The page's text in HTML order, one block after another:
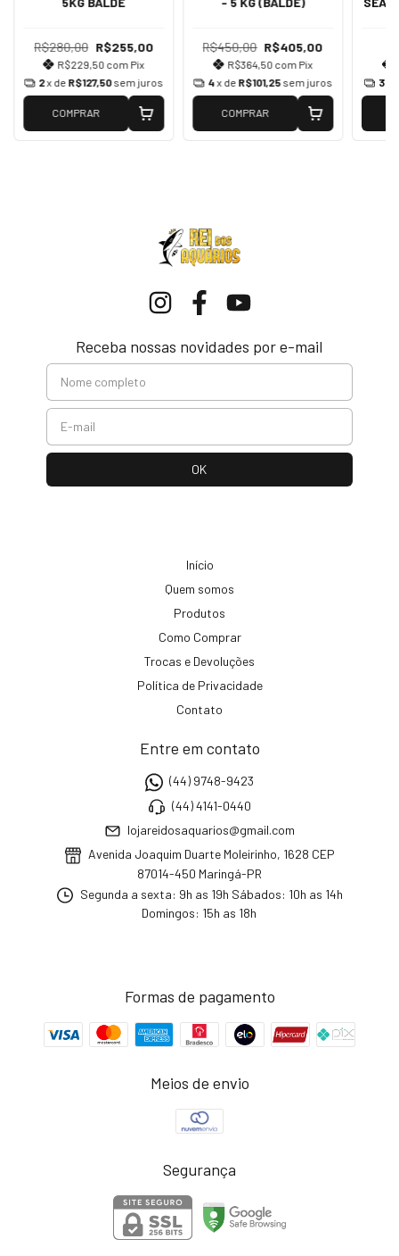
R$280,00 R$255,00
R$229,50 com Pix
2x de R$127,50 sem juros
COMPRAR
R$450,00 R$405,00
R$364,50 com Pix
4x de R$101,25sem juros
COMPRAR
3
Receba nossas novidades por e-mail
Início
Quem somos
Produtos
Como Comprar
Trocas e Devoluções
Política de Privacidade
Contato
Entre em contato
(44) 9748-9423
(44) 4141-0440
lojareidosaquarios@gmail.com
Avenida Joaquim Duarte Moleirinho, 1628 CEP
87014-450 Maringá-PR
Segunda a sexta: 9h as 19h Sábados: 10h as 14h
Domingos: 15h as 18h
Formas de pagamento
Meios de envio
Segurança